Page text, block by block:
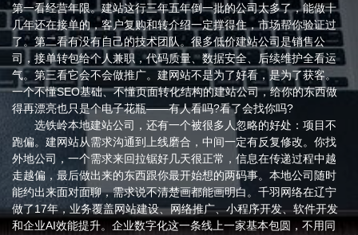
第一看经营年限。建站这行三年五年倒一批的公司太多了，能做十
几年还在接单的，客户复购和转介绍一定撑得住，市场帮你验证过
了。第二看有没有自己的技术团队。很多低价建站公司是销售公
司，接单转包给个人兼职，代码质量、数据安全、后续维护全看运
气。第三看它会不会做推广。建网站不是为了好看，是为了获客。
一个不懂SEO基础、不懂页面转化结构的建站公司，给你的东西做
得再漂亮也只是个电子花瓶——有人看吗?看了会找你吗?
选铁岭本地建站公司，还有一个被很多人忽略的好处：项目不
跑偏。建网站从需求沟通到上线磨合，中间一定有反复修改。你找
外地公司，一个需求来回拉锯好几天很正常，信息在传递过程中越
走越偏，最后做出来的东西跟你最开始想的两码事。本地公司随时
能约出来面对面聊，需求说不清楚画都能画明白。千羽网络在辽宁
做了17年，业务覆盖网站建设、网络推广、小程序开发、软件开发
和企业AI效能提升。企业数字化这一条线上一家基本包圆，不用同